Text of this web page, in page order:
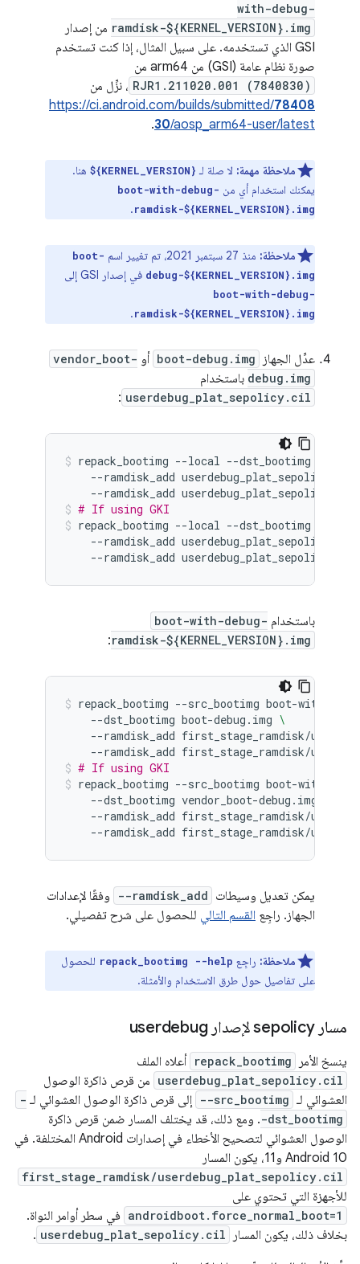
with-debug-
ramdisk-${KERNEL_VERSION}.img من إصدار
GSI الذي تستخدمه. على سبيل المثال، إذا كنت تستخدم
صورة نظام عامة (GSI) من arm64 من
RJR1.211020.001 (7840830) ، نزِّل من
https://ci.android.com/builds/submitted/78408
30/aosp_arm64-user/latest
.
ملاحظة مهمة: لا صلة لـ ${KERNEL_VERSION} هنا.
يمكنك استخدام أي من boot-with-debug-
ramdisk-${KERNEL_VERSION}.img
.
ملاحظة: منذ 27 سبتمبر 2021، تم تغيير اسم
boot-
debug-${KERNEL_VERSION}.img في إصدار GSI إلى
boot-with-debug-
ramdisk-${KERNEL_VERSION}.img
.
عدِّل الجهاز boot-debug.img أو vendor_boot-
debug.img باستخدام
userdebug_plat_sepolicy.cil
:
repack_bootimg --local --dst_bootimg
--ramdisk_add
--ramdisk_add
# If using GKI
repack_bootimg --local --dst_bootimg
--ramdisk_add
--ramdisk_add
باستخدام boot-with-debug-
ramdisk-${KERNEL_VERSION}.img
:
repack_bootimg --src_bootimg boot-with-
--dst_bootimg boot-debug.img \
--ramdisk_add first_stage_ramdisk/
--ramdisk_add first_stage_ramdisk/
# If using GKI
repack_bootimg --src_bootimg boot-with-
--dst_bootimg vendor_boot-debug.img
--ramdisk_add first_stage_ramdisk/
--ramdisk_add first_stage_ramdisk/
يمكن تعديل وسيطات --ramdisk_add
وفقًا لإعدادات
الجهاز. راجِع القسم التالي للحصول على شرح تفصيلي.
ملاحظة: راجِع repack_bootimg --help للحصول
على تفاصيل حول طرق الاستخدام والأمثلة.
مسار sepolicy لإصدار userdebug
ينسخ الأمر repack_bootimg أعلاه الملف
userdebug_plat_sepolicy.cil من قرص ذاكرة الوصول
العشوائي لـ --src_bootimg إلى قرص ذاكرة الوصول العشوائي لـ -
-dst_bootimg. ومع ذلك، قد يختلف المسار ضمن قرص ذاكرة
الوصول العشوائي لتصحيح الأخطاء في إصدارات Android المختلفة. في
Android 10 و11، يكون المسار
first_stage_ramdisk/userdebug_plat_sepolicy.cil
للأجهزة التي تحتوي على
androidboot.force_normal_boot=1 في سطر أوامر النواة.
بخلاف ذلك، يكون المسار
userdebug_plat_sepolicy.cil
.